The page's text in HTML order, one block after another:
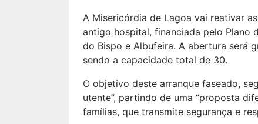
A Misericórdia de Lagoa vai reativar
antigo hospital, financiada pelo Plano
do Bispo e Albufeira. A abertura será
sendo a capacidade total de 30.
O objetivo deste arranque faseado,
utente”, partindo de uma “proposta
famílias, que transmite segurança e